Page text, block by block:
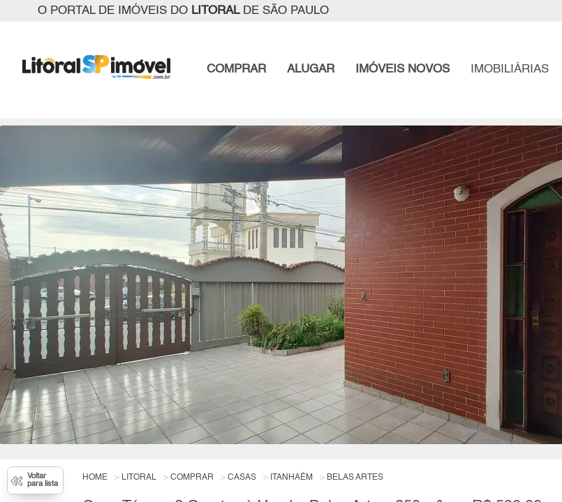
O PORTAL DE IMÓVEIS DO LITORALDE SÃO PAULO
COMPRAR ALUGAR IMÓVEIS NOVOS IMOBILIÁRIAS
Voltar
para lista
HOME LITORAL COMPRAR CASAS ITANHAÉM BELAS ARTES